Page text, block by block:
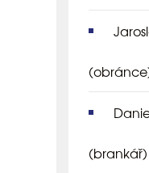
(brankář)